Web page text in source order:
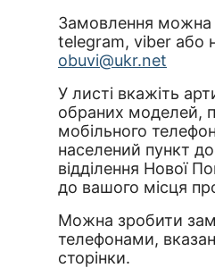
Замовлення можна
telegram, viber або
obuvi@ukr.net
У листі вкажіть
обраних моделей,
мобільного
населений пункт
відділення Нової
до вашого місця
Можна зробити
телефонами,
сторінки.